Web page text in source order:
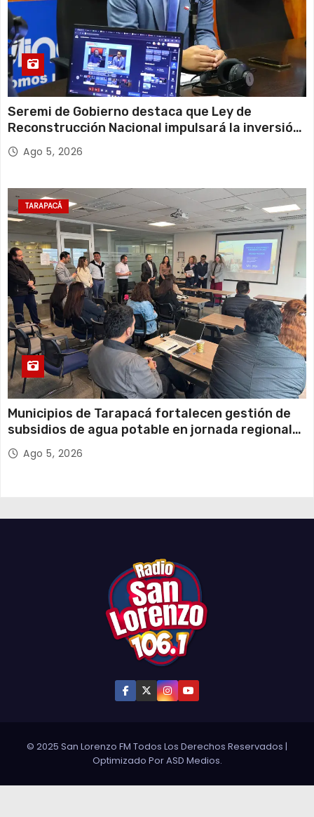
Seremi de Gobierno destaca que Ley de
Reconstrucción Nacional impulsará la inversión
y el empleo en Tarapacá
Ago 5, 2026
TARAPACÁ
Municipios de Tarapacá fortalecen gestión de
subsidios de agua potable en jornada regional
organizada por Aguas del Altiplano y ANDESS
Ago 5, 2026
© 2025 San Lorenzo FM Todos Los Derechos Reservados |
Optimizado PorASD Medios.